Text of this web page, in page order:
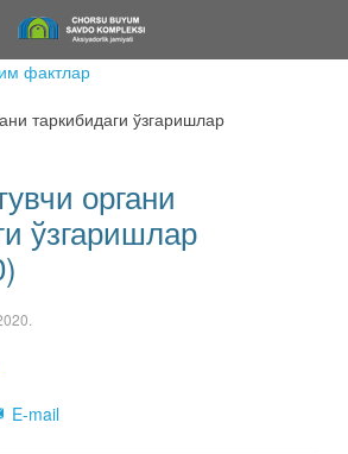
фактлар
таркибидаги ўзгаришлар
органи
ўзгаришлар
E-mail